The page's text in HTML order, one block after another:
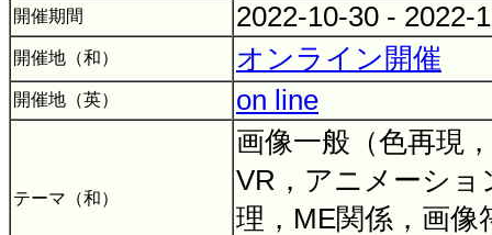
開催期間 2022-10-30 - 2022-
開催地（和） オンライン開催
開催地（英） on line
テーマ（和）
画像一般（色再現
VR，アニメーショ
理，ME関係，画像